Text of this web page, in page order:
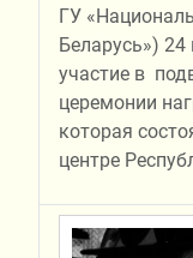
ГУ
Беларусь»)
участие в
церемонии
которая
центре